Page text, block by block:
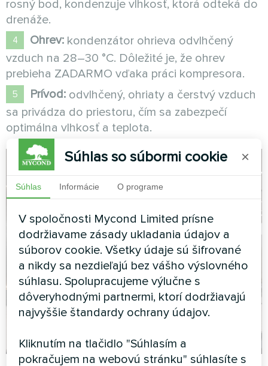
rosný bod, kondenzuje vlhkosť, ktorá odteká do
drenáže.
Ohrev: kondenzátor ohrieva odvlhčený
vzduch na 28–30 °C. Dôležité je, že ohrev
prebieha ZADARMO vďaka práci kompresora.
Prívod: odvlhčený, ohriaty a čerstvý vzduch
sa privádza do priestoru, čím sa zabezpečí
optimálna vlhkosť a teplota.
Súhlas so súbormi cookie ×
Súhlas Informácie O programe
V spoločnosti Mycond Limited prísne
dodržiavame zásady ukladania údajov a
súborov cookie. Všetky údaje sú šifrované
a nikdy sa nezdieľajú bez vášho výslovného
súhlasu. Spolupracujeme výlučne s
dôveryhodnými partnermi, ktorí dodržiavajú
najvyššie štandardy ochrany údajov.
Kliknutím na tlačidlo "Súhlasím a
pokračujem na webovú stránku" súhlasíte s